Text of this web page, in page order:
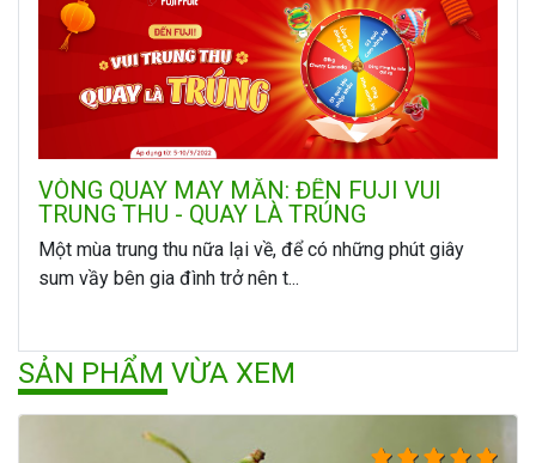
VÒNG QUAY MAY MẮN: ĐẾN FUJI VUI
TRUNG THU - QUAY LÀ TRÚNG
Một mùa trung thu nữa lại về, để có những phút giây
sum vầy bên gia đình trở nên t...
SẢN PHẨM VỪA XEM